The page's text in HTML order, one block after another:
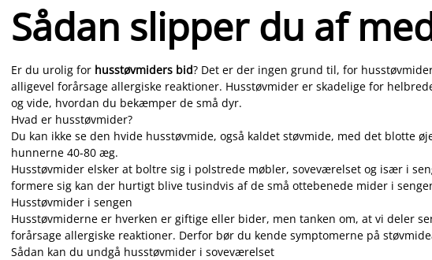
Sådan slipper du af
Er du urolig for husstøvmiders bid? Det er der ingen grund til, for
alligevel forårsage allergiske reaktioner. Husstøvmider er skadelige for
og vide, hvordan du bekæmper de små dyr.
Hvad er husstøvmider?
Du kan ikke se den hvide husstøvmide, også kaldet støvmide, med det blotte
hunnerne 40-80 æg.
Husstøvmider elsker at boltre sig i polstrede møbler, soveværelset og især i
formere sig kan der hurtigt blive tusindvis af de små ottebenede mider i
Husstøvmider i sengen
Husstøvmiderne er hverken er giftige eller bider, men tanken om, at vi deler
forårsage allergiske reaktioner. Derfor bør du kende symptomerne på
Sådan kan du undgå husstøvmider i soveværelset